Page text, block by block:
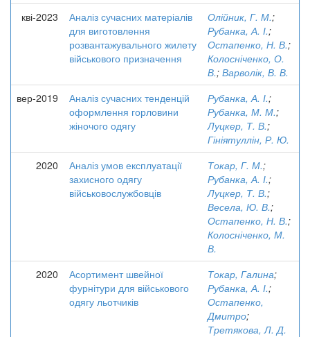
кві-2023
Аналіз сучасних матеріалів
для виготовлення
розвантажувального жилету
військового призначення
Олійник, Г. М.;
Рубанка, А. І.;
Остапенко, Н. В.;
Колосніченко, О.
В.; Варволік, В. В.
вер-2019
Аналіз сучасних тенденцій
оформлення горловини
жіночого одягу
Рубанка, А. І.;
Рубанка, М. М.;
Луцкер, Т. В.;
Гініятуллін, Р. Ю.
2020
Аналіз умов експлуатації
захисного одягу
військовослужбовців
Токар, Г. М.;
Рубанка, А. І.;
Луцкер, Т. В.;
Весела, Ю. В.;
Остапенко, Н. В.;
Колосніченко, М.
В.
2020
Асортимент швейної
фурнітури для військового
одягу льотчиків
Токар, Галина;
Рубанка, А. І.;
Остапенко,
Дмитро;
Третякова, Л. Д.